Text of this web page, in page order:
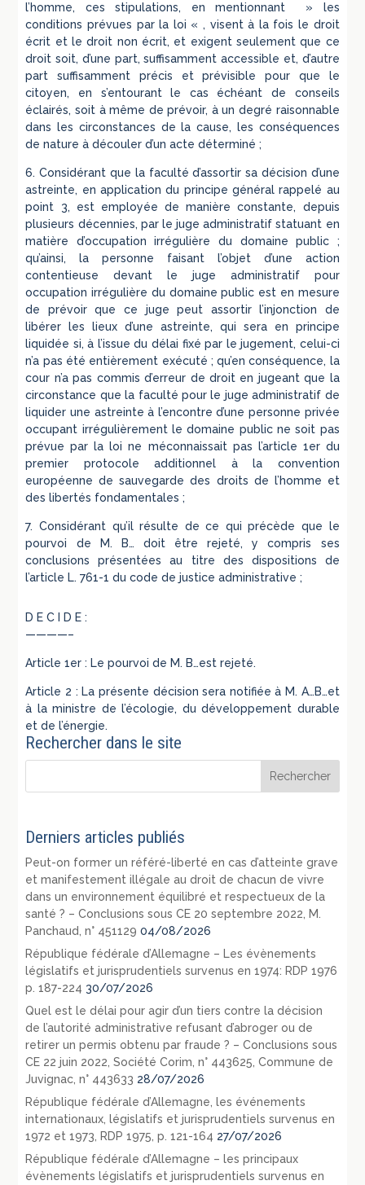
l’homme, ces stipulations, en mentionnant » les
conditions prévues par la loi « , visent à la fois le droit
écrit et le droit non écrit, et exigent seulement que ce
droit soit, d’une part, suffisamment accessible et, d’autre
part suffisamment précis et prévisible pour que le
citoyen, en s’entourant le cas échéant de conseils
éclairés, soit à même de prévoir, à un degré raisonnable
dans les circonstances de la cause, les conséquences
de nature à découler d’un acte déterminé ;
6. Considérant que la faculté d’assortir sa décision d’une
astreinte, en application du principe général rappelé au
point 3, est employée de manière constante, depuis
plusieurs décennies, par le juge administratif statuant en
matière d’occupation irrégulière du domaine public ;
qu’ainsi, la personne faisant l’objet d’une action
contentieuse devant le juge administratif pour
occupation irrégulière du domaine public est en mesure
de prévoir que ce juge peut assortir l’injonction de
libérer les lieux d’une astreinte, qui sera en principe
liquidée si, à l’issue du délai fixé par le jugement, celui-ci
n’a pas été entièrement exécuté ; qu’en conséquence, la
cour n’a pas commis d’erreur de droit en jugeant que la
circonstance que la faculté pour le juge administratif de
liquider une astreinte à l’encontre d’une personne privée
occupant irrégulièrement le domaine public ne soit pas
prévue par la loi ne méconnaissait pas l’article 1er du
premier protocole additionnel à la convention
européenne de sauvegarde des droits de l’homme et
des libertés fondamentales ;
7. Considérant qu’il résulte de ce qui précède que le
pourvoi de M. B… doit être rejeté, y compris ses
conclusions présentées au titre des dispositions de
l’article L. 761-1 du code de justice administrative ;
D E C I D E :
————–
Article 1er : Le pourvoi de M. B…est rejeté.
Article 2 : La présente décision sera notifiée à M. A…B…et
à la ministre de l’écologie, du développement durable
et de l’énergie.
Rechercher dans le site
Derniers articles publiés
Peut-on former un référé-liberté en cas d’atteinte grave
et manifestement illégale au droit de chacun de vivre
dans un environnement équilibré et respectueux de la
santé ? – Conclusions sous CE 20 septembre 2022, M.
Panchaud, n° 451129 04/08/2026
République fédérale d’Allemagne – Les évènements
législatifs et jurisprudentiels survenus en 1974: RDP 1976
p. 187-224 30/07/2026
Quel est le délai pour agir d’un tiers contre la décision
de l’autorité administrative refusant d’abroger ou de
retirer un permis obtenu par fraude ? – Conclusions sous
CE 22 juin 2022, Société Corim, n° 443625, Commune de
Juvignac, n° 443633 28/07/2026
République fédérale d’Allemagne, les événements
internationaux, législatifs et jurisprudentiels survenus en
1972 et 1973, RDP 1975, p. 121-164 27/07/2026
République fédérale d’Allemagne – les principaux
évènements législatifs et jurisprudentiels survenus en